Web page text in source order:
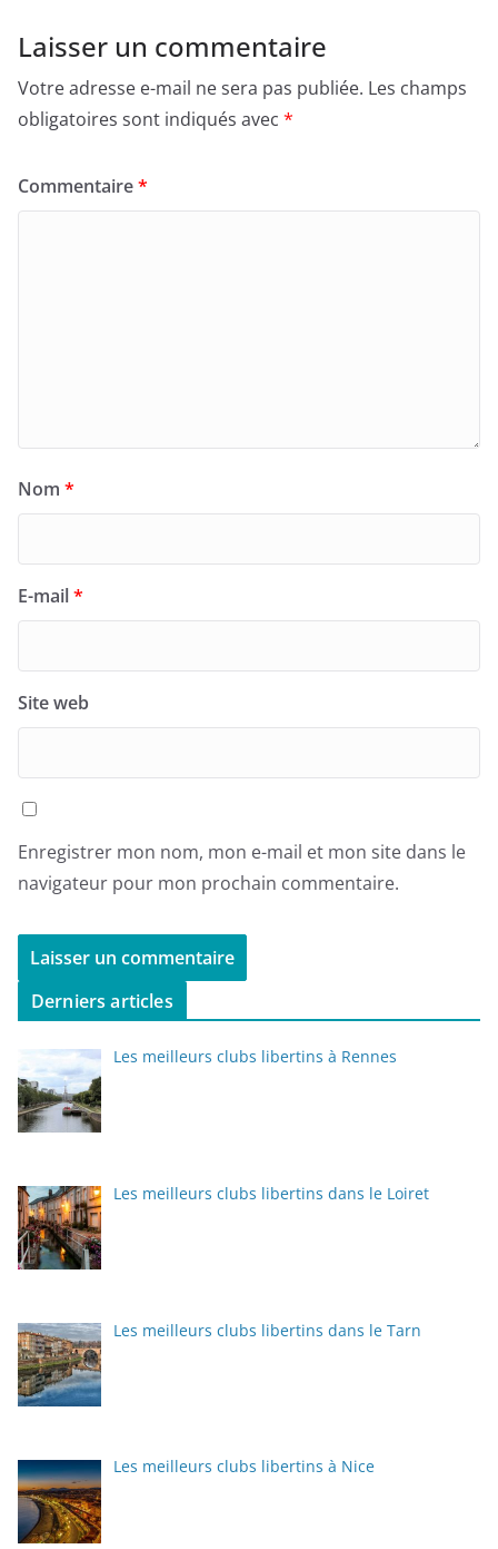
Laisser un commentaire
Votre adresse e-mail ne sera pas publiée. Les champs
obligatoires sont indiqués avec *
Commentaire*
Nom *
E-mail*
Site web
Enregistrer mon nom, mon e-mail et mon site dans le
navigateur pour mon prochain commentaire.
Derniers articles
Les meilleurs clubs libertins à Rennes
Les meilleurs clubs libertins dans le Loiret
Les meilleurs clubs libertins dans le Tarn
Les meilleurs clubs libertins à Nice